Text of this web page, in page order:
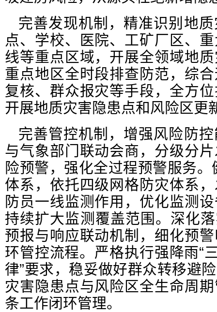
完善发现机制，精准识别地
点、学校、医院、工矿厂区、
线等重点区域，开展全领域地
重点地区全时段排查防范，综
复核、群众报灾等手段，全方
开展地质灾害隐患点和风险区更
完善管控机制，增强风险防
与气象部门联动会商，分级分
险预警，强化全过程预警服务。
体系，依托四级网格防灾体系
防员一线监测作用，优化监测
持续扩大监测覆盖范围。深化
预报与响应联动机制，细化预
环管控流程。严格执行强降雨“
律”要求，稳妥做好群众转移避
灾害隐患点与风险区全生命周
条工作闭环管理。